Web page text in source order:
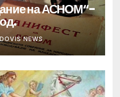
на АСНОМ“-
NEWS